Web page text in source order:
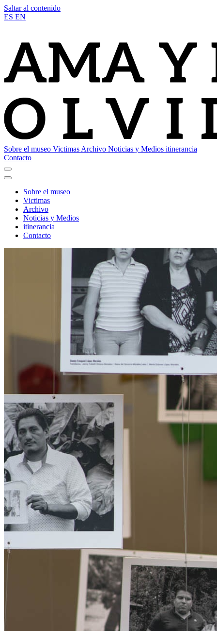
Saltar al contenido
ES EN
Sobre el museo Victimas Archivo Noticias y Medios itinerancia
Contacto
Sobre el museo
Victimas
Archivo
Noticias y Medios
itinerancia
Contacto